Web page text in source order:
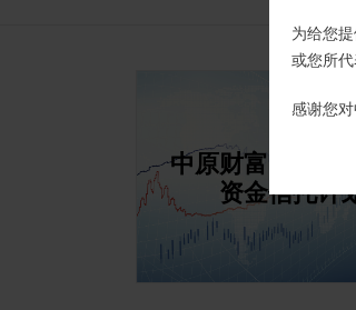
中原财富－天添
资金信托计
为给您
或您所代
感谢您